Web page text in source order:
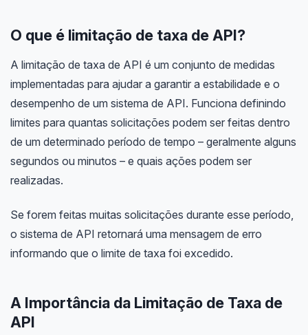
O que é limitação de taxa de API?
A limitação de taxa de API é um conjunto de medidas
implementadas para ajudar a garantir a estabilidade e o
desempenho de um sistema de API. Funciona definindo
limites para quantas solicitações podem ser feitas dentro
de um determinado período de tempo – geralmente alguns
segundos ou minutos – e quais ações podem ser
realizadas.
Se forem feitas muitas solicitações durante esse período,
o sistema de API retornará uma mensagem de erro
informando que o limite de taxa foi excedido.
A Importância da Limitação de Taxa de
API